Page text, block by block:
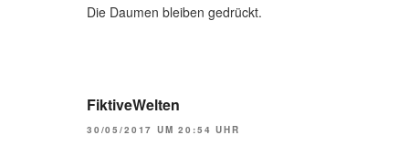
Die Daumen bleiben gedrückt.
FiktiveWelten
30/05/2017 UM 20:54 UHR